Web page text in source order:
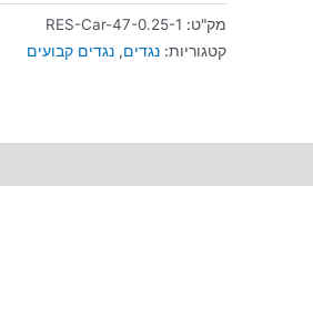
מק"ט: RES-Car-47-0.25-1
קטגוריות: נגדים, נגדים קבועים